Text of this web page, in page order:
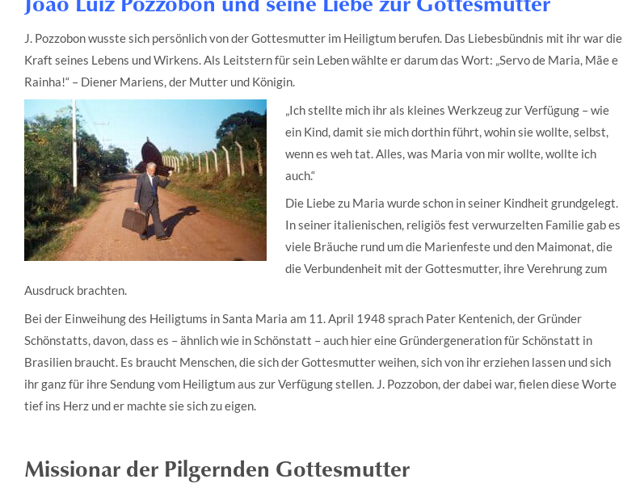
J. Pozzobon wusste sich persönlich von der Gottesmutter im Heiligtum berufen. Das Liebesbündnis mit ihr war die
Kraft seines Lebens und Wirkens. Als Leitstern für sein Leben wählte er darum das Wort: „Servo de Maria, Mãe e
Rainha!“ – Diener Mariens, der Mutter und Königin.
„Ich stellte mich ihr als kleines Werkzeug zur Verfügung – wie
ein Kind, damit sie mich dorthin führt, wohin sie wollte, selbst,
wenn es weh tat. Alles, was Maria von mir wollte, wollte ich
auch.“
Die Liebe zu Maria wurde schon in seiner Kindheit grundgelegt.
In seiner italienischen, religiös fest verwurzelten Familie gab es
viele Bräuche rund um die Marienfeste und den Maimonat, die
die Verbundenheit mit der Gottesmutter, ihre Verehrung zum
Ausdruck brachten.
Bei der Einweihung des Heiligtums in Santa Maria am 11. April 1948 sprach Pater Kentenich, der Gründer
Schönstatts, davon, dass es – ähnlich wie in Schönstatt – auch hier eine Gründergeneration für Schönstatt in
Brasilien braucht. Es braucht Menschen, die sich der Gottesmutter weihen, sich von ihr erziehen lassen und sich
ihr ganz für ihre Sendung vom Heiligtum aus zur Verfügung stellen. J. Pozzobon, der dabei war, fielen diese Worte
tief ins Herz und er machte sie sich zu eigen.
Missionar der Pilgernden Gottesmutter